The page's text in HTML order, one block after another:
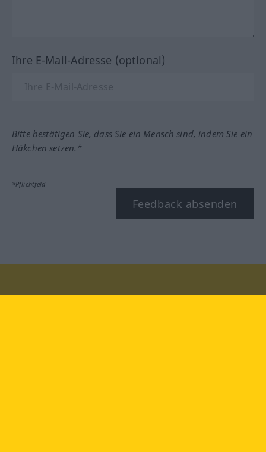
Ihre E-Mail-Adresse (optional)
Bitte bestätigen Sie, dass Sie ein Mensch sind, indem Sie ein
Häkchen setzen.*
*Pflichtfeld
Feedback absenden
Besuchen Sie uns auf: